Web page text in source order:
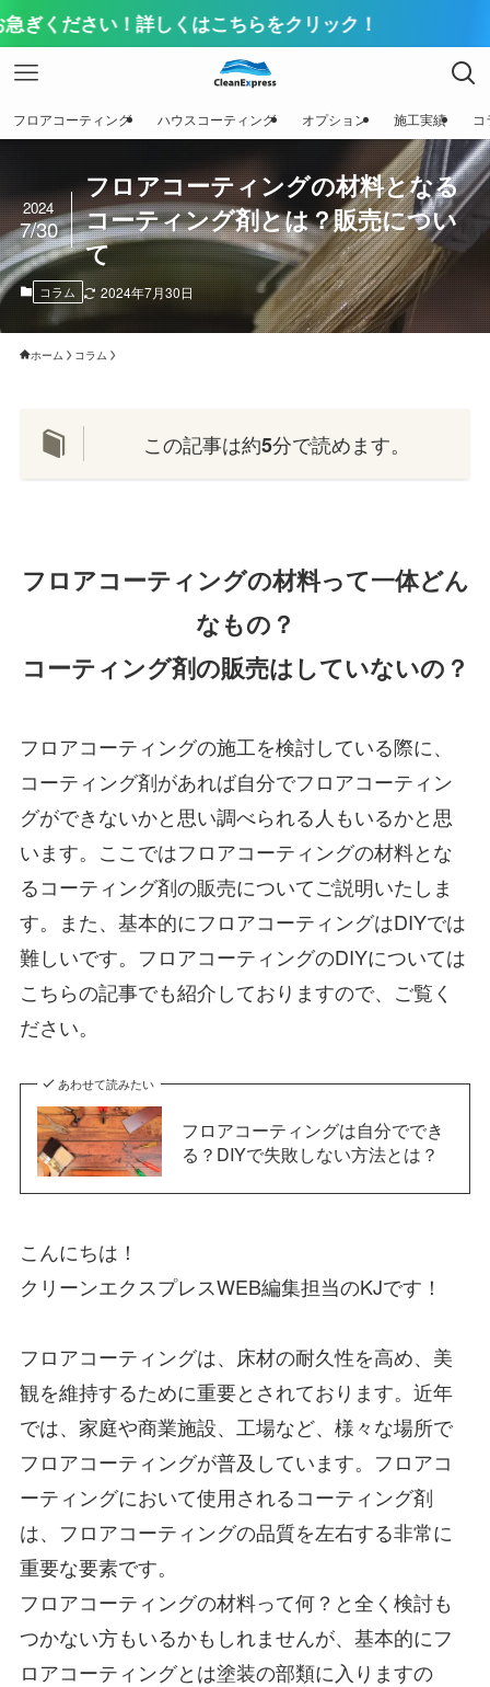
！詳しくはこちらをクリック！
フロアコーティング ハウスコーティング オプション 施工実績
フロアコーティングの材料となる
コーティング剤とは？販売につい
て
2024
7/30
コラム 2024年7月30日
ホーム コラム
この記事は約5分で読めます。
フロアコーティングの材料って一体どん
なもの？
コーティング剤の販売はしていないの？
フロアコーティングの施工を検討している際に、
コーティング剤があれば自分でフロアコーティン
グができないかと思い調べられる人もいるかと思
います。ここではフロアコーティングの材料とな
るコーティング剤の販売についてご説明いたしま
す。また、基本的にフロアコーティングはDIYでは
難しいです。フロアコーティングのDIYについては
こちらの記事でも紹介しておりますので、ご覧く
ださい。
あわせて読みたい
フロアコーティングは自分ででき
る？DIYで失敗しない方法とは？
こんにちは！
クリーンエクスプレスWEB編集担当のKJです！
フロアコーティングは、床材の耐久性を高め、美
観を維持するために重要とされております。近年
では、家庭や商業施設、工場など、様々な場所で
フロアコーティングが普及しています。フロアコ
ーティングにおいて使用されるコーティング剤
は、フロアコーティングの品質を左右する非常に
重要な要素です。
フロアコーティングの材料って何？と全く検討も
つかない方もいるかもしれませんが、基本的にフ
ロアコーティングとは塗装の部類に入りますの